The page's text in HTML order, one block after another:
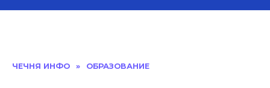
ЧЕЧНЯ ИНФО » ОБРАЗОВАНИЕ